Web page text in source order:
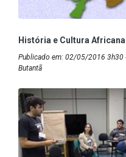
História e Cultura
Publicado em: 02/05/2016 3h30
Butantã